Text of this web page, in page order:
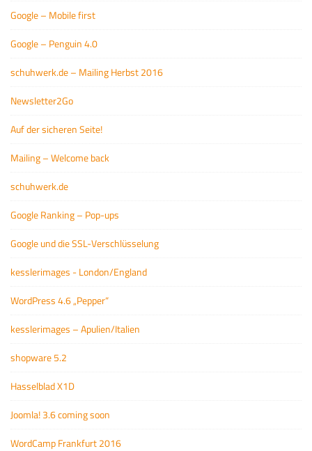
Google – Mobile first
Google – Penguin 4.0
schuhwerk.de – Mailing Herbst 2016
Newsletter2Go
Auf der sicheren Seite!
Mailing – Welcome back
schuhwerk.de
Google Ranking – Pop-ups
Google und die SSL-Verschlüsselung
kesslerimages - London/England
WordPress 4.6 „Pepper“
kesslerimages – Apulien/Italien
shopware 5.2
Hasselblad X1D
Joomla! 3.6 coming soon
WordCamp Frankfurt 2016